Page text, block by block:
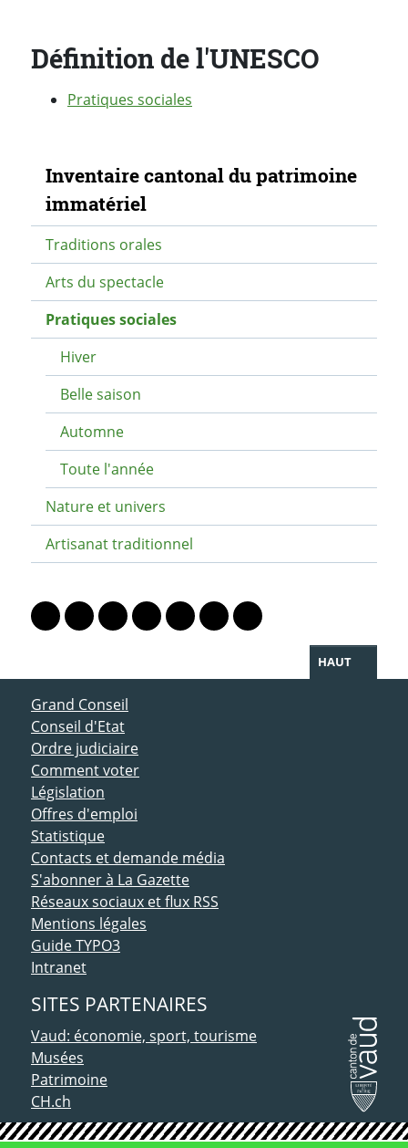
Définition de l'UNESCO
Pratiques sociales
Navigation secondaire
Inventaire cantonal du patrimoine
immatériel
Traditions orales
Arts du spectacle
Pratiques sociales
Hiver
Belle saison
Automne
Toute l'année
Nature et univers
Artisanat traditionnel
Lien vers le profil Mastodon
Lien vers le profil Bluesky
Lien vers le profil Instagram
Lien vers le profil Linkedin
Lien vers le profil Facebook
Lien vers le profil Twitter
Partager par WhatsApp
HAUT
ACCÈS DIRECT
Grand Conseil
Conseil d'Etat
Ordre judiciaire
Comment voter
Législation
Offres d'emploi
Statistique
Contacts et demande média
S'abonner à La Gazette
Réseaux sociaux et flux RSS
Mentions légales
Guide TYPO3
Intranet
SITES PARTENAIRES
Vaud: économie, sport, tourisme
Musées
Patrimoine
CH.ch